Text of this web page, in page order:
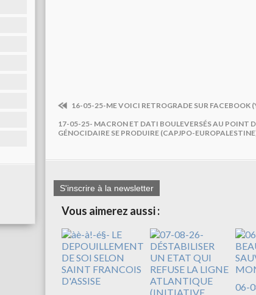
16-05-25-ME VOICI RETROGRADE SUR FACEBOOK
17-05-25- MACRON ET DATI BOULEVERSÉS AU POINT
GÉNOCIDAIRE SE PRODUIRE (CAPJPO-
S'inscrire à la newsletter
Vous aimerez aussi :
06-